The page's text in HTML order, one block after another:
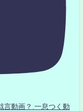
動画？.一息つく動